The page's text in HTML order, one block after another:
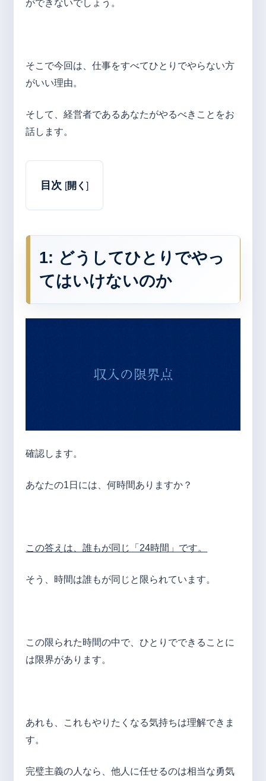
ができないでしょう。
そこで今回は、仕事をすべてひとりでやらない方
がいい理由。
そして、経営者であるあなたがやるべきことをお
話します。
目次 [開く]
1: どうしてひとりでやっ
てはいけないのか
確認します。
あなたの1日には、何時間ありますか？
この答えは、誰もが同じ「24時間」です。
そう、時間は誰もが同じと限られています。
この限られた時間の中で、ひとりでできることに
は限界があります。
あれも、これもやりたくなる気持ちは理解できま
す。
完璧主義の人なら、他人に任せるのは相当な勇気